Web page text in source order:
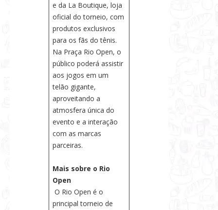
e da La Boutique, loja
oficial do torneio, com
produtos exclusivos
para os fãs do tênis.
Na Praça Rio Open, o
público poderá assistir
aos jogos em um
telão gigante,
aproveitando a
atmosfera única do
evento e a interação
com as marcas
parceiras.
Mais sobre o Rio
Open
O Rio Open é o
principal torneio de